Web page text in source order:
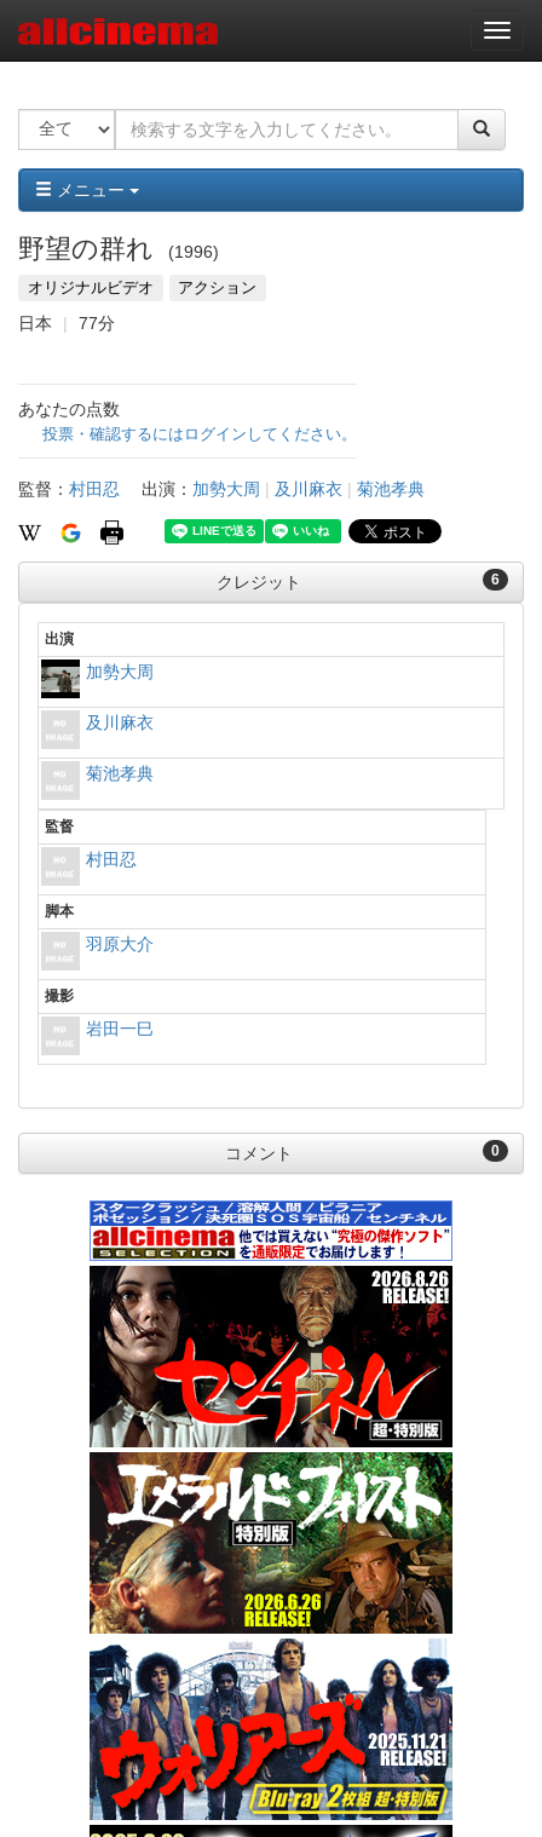
ナ
ビ
ー
ョ
ン
メニュー
野望の群れ 1996
オリジナルビデオ アクション
日本 77分
あなたの点数
投票・確認するにはログインしてください。
監督： 村田忍 出演： 加勢大周 | 及川麻衣 | 菊池孝典
6
クレジット
出演
加勢大周
及川麻衣
菊池孝典
監督
村田忍
脚本
羽原大介
撮影
岩田一巳
0
コメント